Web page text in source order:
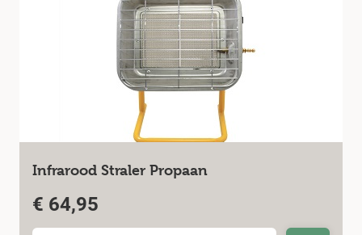
Infrarood Straler Propaan
€ 64,95